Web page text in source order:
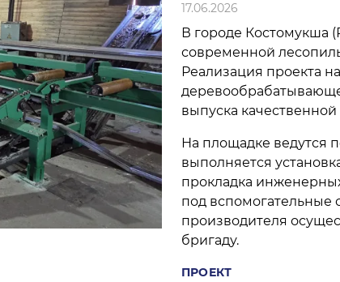
17.06.2026
В городе Костомукша
современной
Реализация проекта
выпуска
На площадке ведутся
выполняется
прокладка
под
производителя
бригаду.
ПРОЕКТ